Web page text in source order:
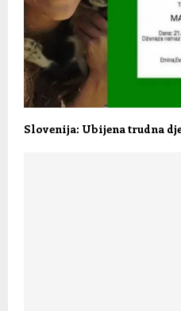
Slovenija: Ubijena trudna